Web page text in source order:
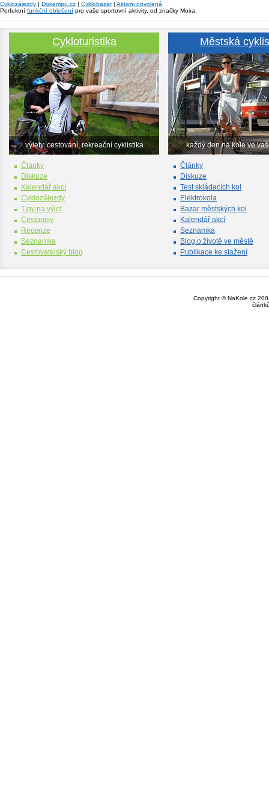
Cyklozájezdy | Dokempu.cz | Cyklobazar| Aktivni dovolená
Perfektní funkční oblečení pro vaše sportovní aktivity, od značky Moira.
Cykloturistika
výlety, cestování, rekreační cyklistika
Články
Diskuze
Kalendář akcí
Cyklozájezdy
Tipy na výlet
Cestopisy
Recenze
Seznamka
Cestovatelský blog
Městská
každý den na kole ve
Články
Diskuze
Test skládacích kol
Elektrokola
Bazar městských kol
Kalendář akcí
Seznamka
Blog o životě ve městě
Publikace ke stažení
Copyright © NaKole.cz